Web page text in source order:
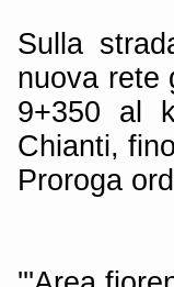
Sulla
nuova rete
9+350 al
Chianti,
Proroga